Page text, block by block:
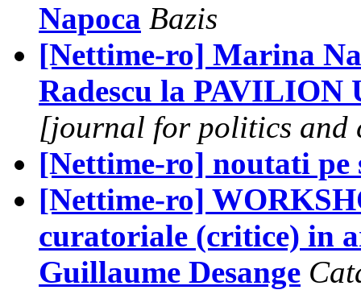
Napoca Bazis
[Nettime-ro] Marina
Radescu la PAVILION
[journal for politics and
[Nettime-ro] noutati pe
[Nettime-ro]
curatoriale (critice) in
Guillaume Desange